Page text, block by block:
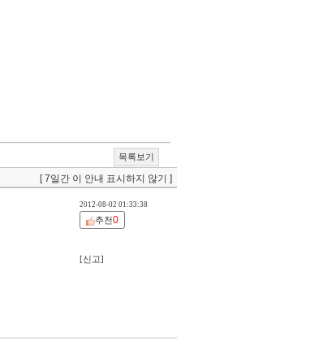
목록보기
[ 7일간 이 안내 표시하지 않기 ]
2012-08-02 01:33:38
추천0
[신고]